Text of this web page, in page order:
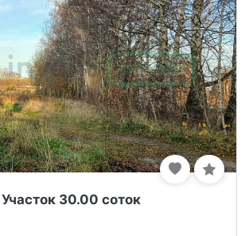
Участок 30.00 соток